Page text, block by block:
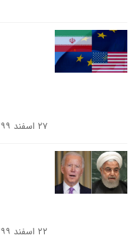
۲۷ اسفند ۱۳۹۹
۲۲ اسفند ۱۳۹۹